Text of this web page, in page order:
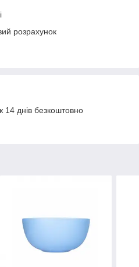
розрахунок
днів безкоштовно